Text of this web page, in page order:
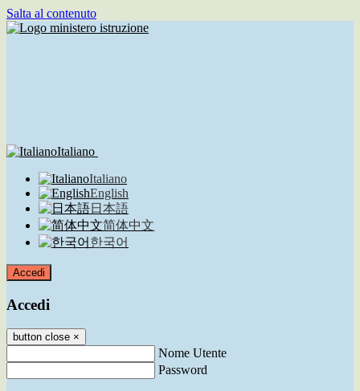
Salta al contenuto
Italiano
Italiano
English
日本語
简体中文
한국어
Accedi
Accedi
button close ×
Nome Utente
Password